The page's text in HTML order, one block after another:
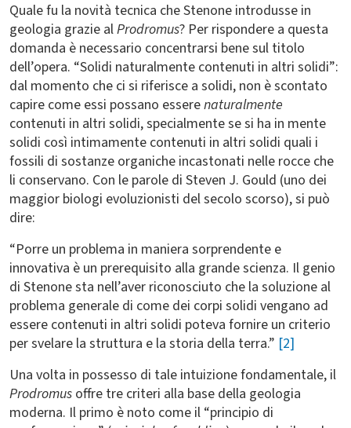
Quale fu la novità tecnica che Stenone introdusse in
geologia grazie alProdromus? Per rispondere a questa
domanda è necessario concentrarsi bene sul titolo
dell’opera. “Solidi naturalmente contenuti in altri solidi”:
dal momento che ci si riferisce a solidi, non è scontato
capire come essi possano esserenaturalmente
contenuti in altri solidi, specialmente se si ha in mente
solidi così intimamente contenuti in altri solidi quali i
fossili di sostanze organiche incastonati nelle rocce che
li conservano. Con le parole di Steven J. Gould (uno dei
maggior biologi evoluzionisti del secolo scorso), si può
dire:
“Porre un problema in maniera sorprendente e
innovativa è un prerequisito alla grande scienza. Il genio
di Stenone sta nell’aver riconosciuto che la soluzione al
problema generale di come dei corpi solidi vengano ad
essere contenuti in altri solidi poteva fornire un criterio
per svelare la struttura e la storia della terra.” [2]
Una volta in possesso di tale intuizione fondamentale, il
Prodromus offre tre criteri alla base della geologia
moderna. Il primo è noto come il “principio di